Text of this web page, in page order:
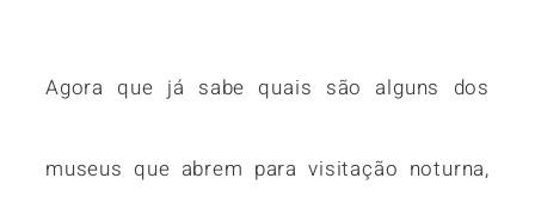
Agora que já sabe quais são alguns dos
museus que abrem para visitação noturna,